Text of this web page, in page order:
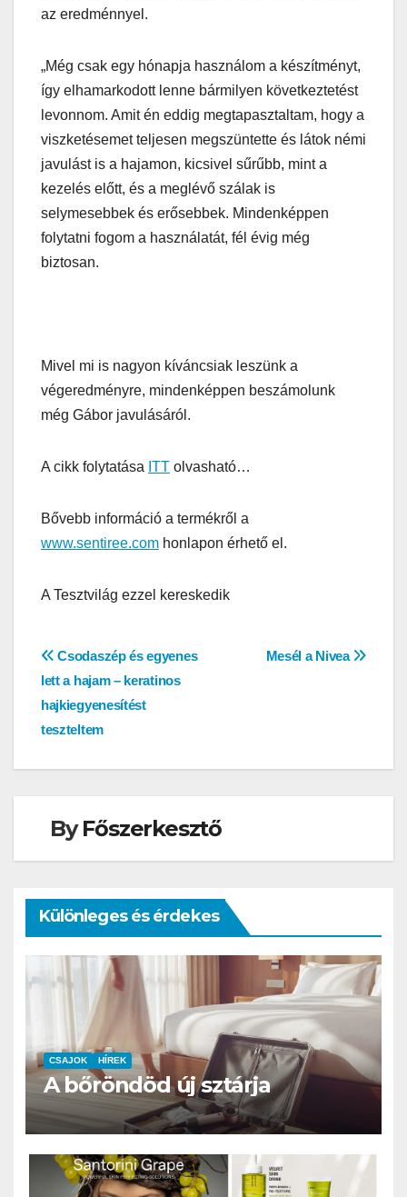
az eredménnyel.
„Még csak egy hónapja használom a készítményt,
így elhamarkodott lenne bármilyen következtetést
levonnom. Amit én eddig megtapasztaltam, hogy a
viszketésemet teljesen megszüntette és látok némi
javulást is a hajamon, kicsivel sűrűbb, mint a
kezelés előtt, és a meglévő szálak is
selymesebbek és erősebbek. Mindenképpen
folytatni fogom a használatát, fél évig még
biztosan.
Mivel mi is nagyon kíváncsiak leszünk a
végeredményre, mindenképpen beszámolunk
még Gábor javulásáról.
A cikk folytatása ITT olvasható…
Bővebb információ a termékről a
www.sentiree.com honlapon érhető el.
A Tesztvilág ezzel kereskedik
Bejegyzés
navigáció
Mesél a Nivea
Csodaszép és egyenes
lett a hajam – keratinos
hajkiegyenesítést
teszteltem
ByFőszerkesztő
Különleges és érdekes
CSAJOK HÍREK
A bőröndöd új sztárja